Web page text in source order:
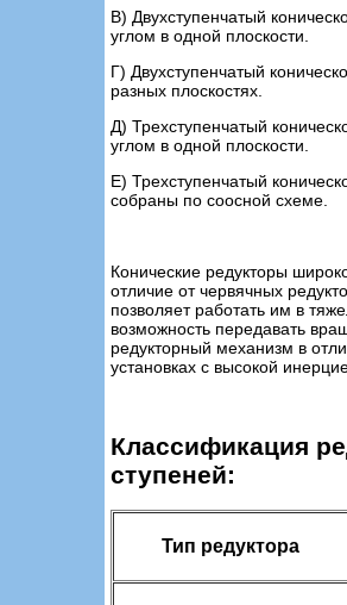
В) Двухступенчатый
углом в одной плоскости.
Г) Двухступенчатый
разных плоскостях.
Д) Трехступенчатый
углом в одной плоскости.
Е) Трехступенчатый
собраны по соосной схеме.
Конические редукторы
отличие от червячных
позволяет работать им в
возможность передавать
редукторный механизм в
установках с высокой
Классификация
ступеней:
Тип редуктора